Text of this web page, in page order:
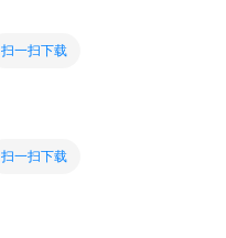
扫一扫下载
扫一扫下载